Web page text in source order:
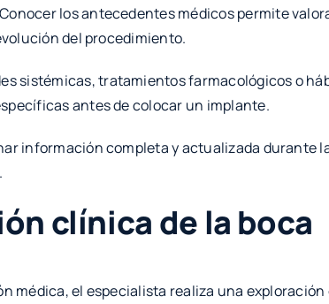
los antecedentes médicos permite
del procedimiento.
sistémicas, tratamientos farmacológicos o
antes de colocar un implante.
información completa y actualizada durante
clínica de la boca
médica, el especialista realiza una exploración